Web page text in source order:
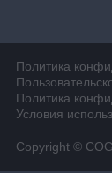
Политика
Политика
Условия
Copyright ©